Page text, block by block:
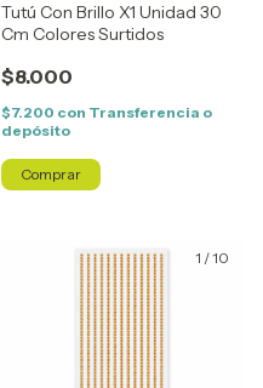
Tutú Con Brillo X1 Unidad 30
Cm Colores Surtidos
$8.000
$7.200 con Transferencia o
depósito
Comprar
1 /10